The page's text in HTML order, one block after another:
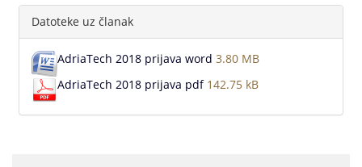
Datoteke uz članak
AdriaTech 2018 prijava word 3.80 MB
AdriaTech 2018 prijava pdf 142.75 kB